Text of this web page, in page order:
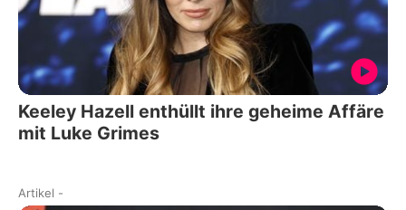
Keeley Hazell enthüllt ihre geheime Affäre
mit Luke Grimes
Artikel -